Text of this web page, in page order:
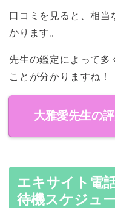
口コミを見ると、相当
かります。
先生の鑑定によって多
ことが分かりますね！
大雅愛先生の
エキサイト電
待機スケジュ